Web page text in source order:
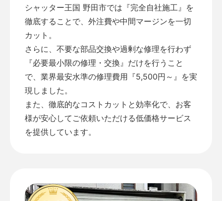
シャッター王国 野田市では『完全自社施工』を
徹底することで、外注費や中間マージンを一切
カット。
さらに、不要な部品交換や過剰な修理を行わず
『必要最小限の修理・交換』だけを行うこと
で、業界最安水準の修理費用『5,500円～』を実
現しました。
また、徹底的なコストカットと効率化で、お客
様が安心してご依頼いただける低価格サービス
を提供しています。